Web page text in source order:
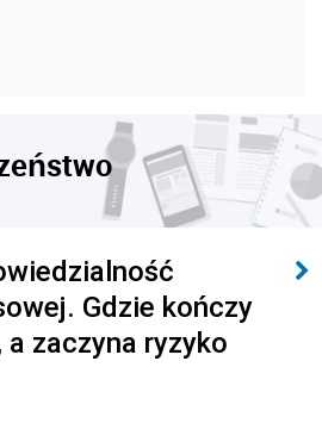
Gdzie kończy
a zaczyna ryzyko